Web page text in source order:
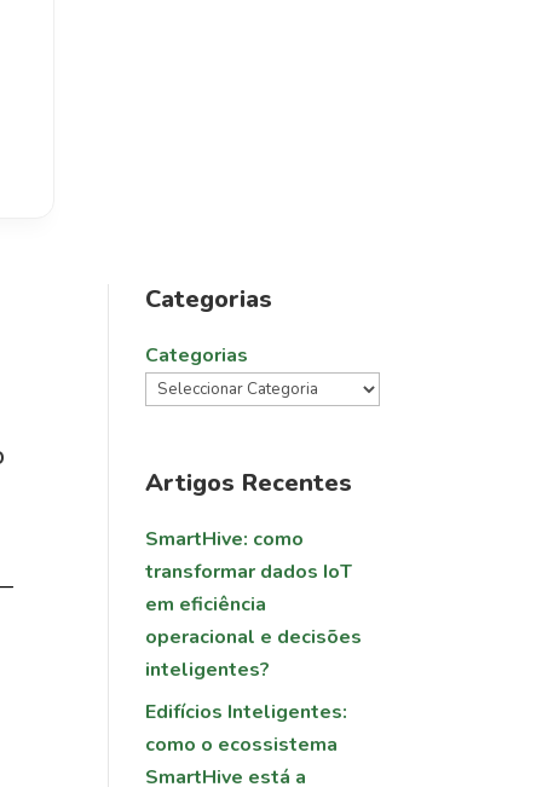
Categorias
Categorias
Artigos Recentes
SmartHive: como
transformar dados IoT
em eficiência
operacional e decisões
inteligentes?
Edifícios Inteligentes:
como o ecossistema
SmartHive está a